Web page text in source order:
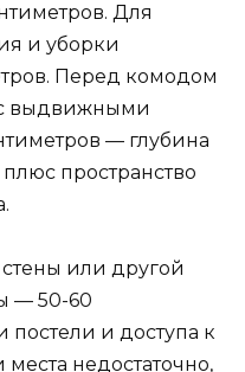
Для
и уборки
Перед комодом
выдвижными
— глубина
пространство
стены или другой
— 50-60
постели и доступа к
недостаточно,